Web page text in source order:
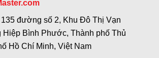
135 đường số 2, Khu Đô Thị Vạn
Hiệp Bình Phước, Thành phố Thủ
Hồ Chí Minh, Việt Nam